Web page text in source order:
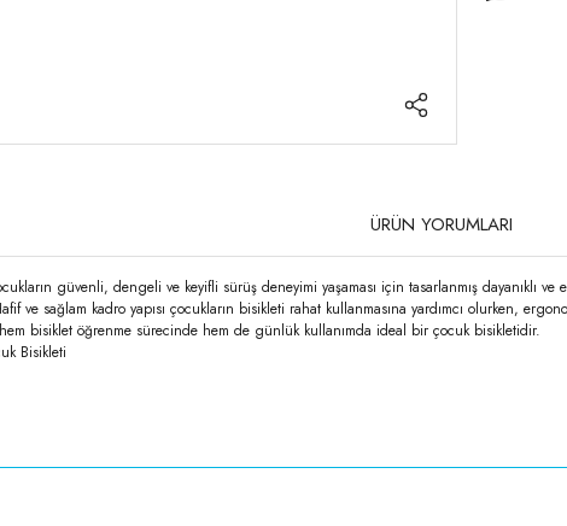
ÜRÜN YORUMLARI
güvenli, dengeli ve keyifli sürüş deneyimi yaşaması için tasarlanmış dayanıklı
ve sağlam kadro yapısı çocukların bisikleti rahat kullanmasına yardımcı olurken,
bisiklet öğrenme sürecinde hem de günlük kullanımda ideal bir çocuk bisikletidir.
Bisikleti